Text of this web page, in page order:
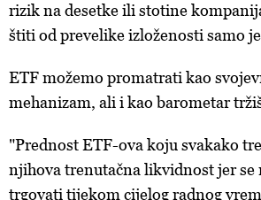
rizik na desetke ili stotine
štiti od prevelike izloženosti samo
ETF možemo promatrati kao
mehanizam, ali i kao barometar
"Prednost ETF-ova koju svakako
njihova trenutačna likvidnost jer se
trgovati tijekom cijelog radnog